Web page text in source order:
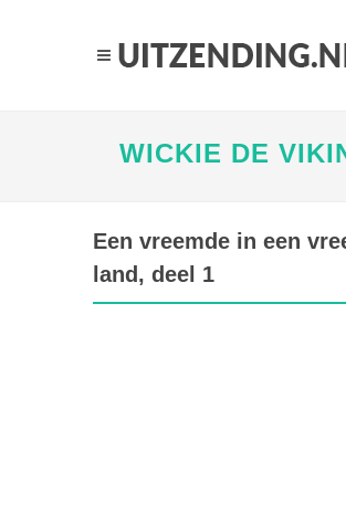
WICKIE DE
Een vreemde in een
land, deel 1